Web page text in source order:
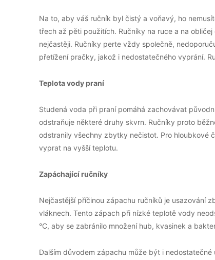
Na to, aby váš ručník byl čistý a voňavý, ho
třech až pěti použitích. Ručníky na ruce a na
nejčastěji. Ručníky perte vždy společně,
přetížení pračky, jakož i nedostatečného vyprání.
Teplota vody praní
Studená voda při praní pomáhá zachovávat
odstraňuje některé druhy skvrn. Ručníky proto
odstranily všechny zbytky nečistot. Pro hloubkové
vyprat na vyšší teplotu.
Zapáchající ručníky
Nejčastější příčinou zápachu ručníků je usazování
vláknech. Tento zápach při nízké teplotě vody
°C, aby se zabránilo množení hub, kvasinek a
Dalším důvodem zápachu může být i